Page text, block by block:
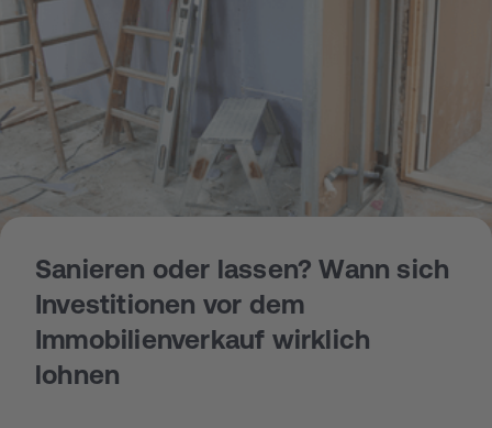
Sanieren oder lassen? Wann sich
Investitionen vor dem
Immobilienverkauf wirklich
lohnen